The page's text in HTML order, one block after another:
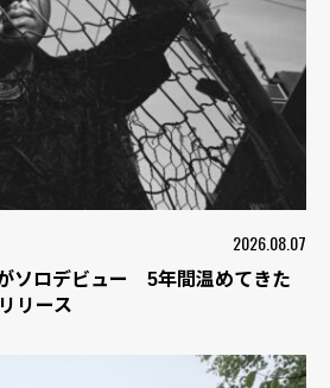
2026.08.07
ソロデビュー 5年間温めてきた
リース